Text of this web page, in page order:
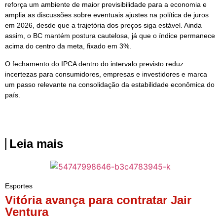
reforça um ambiente de maior previsibilidade para a economia e
amplia as discussões sobre eventuais ajustes na política de juros
em 2026, desde que a trajetória dos preços siga estável. Ainda
assim, o BC mantém postura cautelosa, já que o índice permanece
acima do centro da meta, fixado em 3%.
O fechamento do IPCA dentro do intervalo previsto reduz
incertezas para consumidores, empresas e investidores e marca
um passo relevante na consolidação da estabilidade econômica do
país.
Leia mais
Esportes
Vitória avança para contratar Jair
Ventura